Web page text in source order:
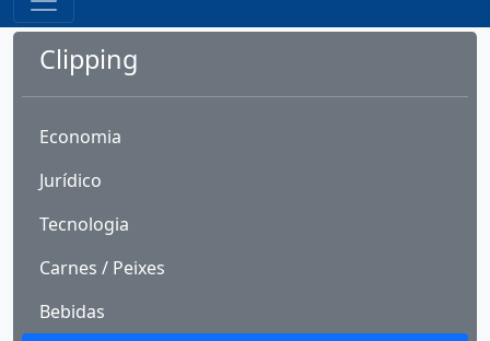
Clipping
Economia
Jurídico
Tecnologia
Carnes / Peixes
Bebidas